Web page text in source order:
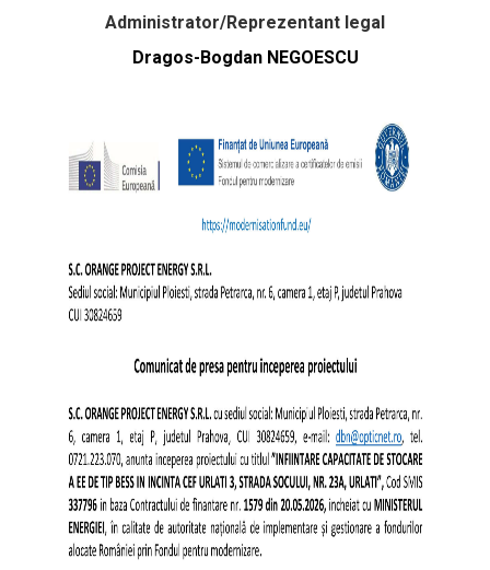
Administrator/Reprezentant legal
Dragos-Bogdan NEGOESCU